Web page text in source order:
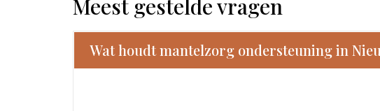
Meest gestelde vragen
Wat houdt mantelzorg ondersteuning in